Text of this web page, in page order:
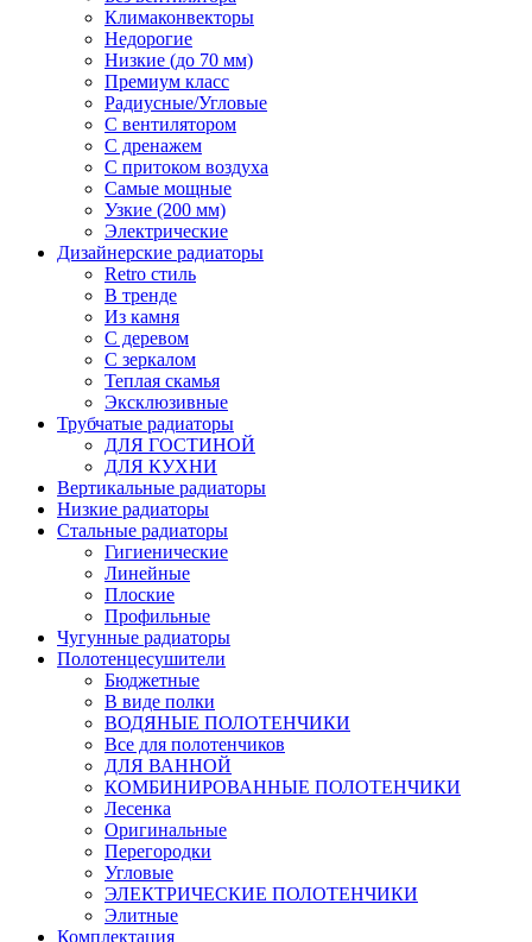
Климаконвекторы
Недорогие
Низкие (до 70 мм)
Премиум класс
Радиусные/Угловые
С вентилятором
С дренажем
С притоком воздуха
Самые мощные
Узкие (200 мм)
Электрические
Дизайнерские радиаторы
Retro стиль
В тренде
Из камня
С деревом
С зеркалом
Теплая скамья
Эксклюзивные
Трубчатые радиаторы
ДЛЯ ГОСТИНОЙ
ДЛЯ КУХНИ
Вертикальные радиаторы
Низкие радиаторы
Стальные радиаторы
Гигиенические
Линейные
Плоские
Профильные
Чугунные радиаторы
Полотенцесушители
Бюджетные
В виде полки
ВОДЯНЫЕ ПОЛОТЕНЧИКИ
Все для полотенчиков
ДЛЯ ВАННОЙ
КОМБИНИРОВАННЫЕ ПОЛОТЕНЧИКИ
Лесенка
Оригинальные
Перегородки
Угловые
ЭЛЕКТРИЧЕСКИЕ ПОЛОТЕНЧИКИ
Элитные
Комплектация